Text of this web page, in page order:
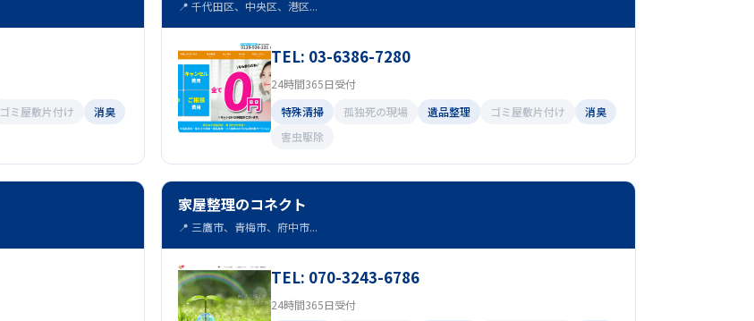
ゴミ屋敷片付け
消臭
📍 千代田区、中央区、港区...
TEL: 03-6386-7280
24時間365日受付
特殊清掃
孤独死の現場 遺品整理 ゴミ屋敷片付け
消臭
害虫駆除
家屋整理のコネクト
📍 三鷹市、青梅市、府中市...
TEL: 070-3243-6786
24時間365日受付